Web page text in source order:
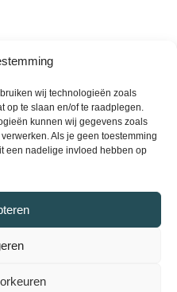
wij technologieën zoals
op te slaan en/of te raadplegen.
kunnen wij gegevens zoals
Als je geen toestemming
een nadelige invloed hebben op
ontdek uw
van uw ideale huis.